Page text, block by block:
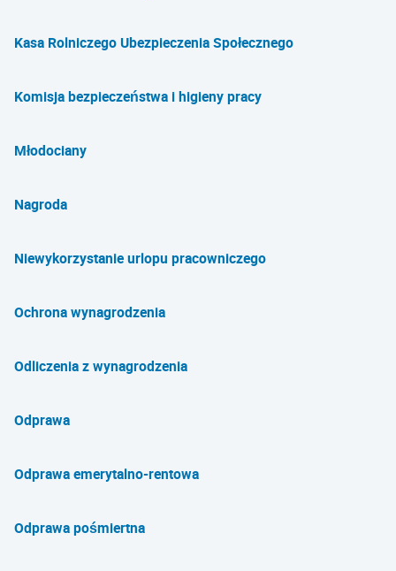
Kasa Rolniczego Ubezpieczenia Społecznego
Komisja bezpieczeństwa i higieny pracy
Młodociany
Nagroda
Niewykorzystanie urlopu pracowniczego
Ochrona wynagrodzenia
Odliczenia z wynagrodzenia
Odprawa
Odprawa emerytalno-rentowa
Odprawa pośmiertna